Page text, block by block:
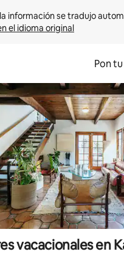
el idioma original
Pon
vacacionales en